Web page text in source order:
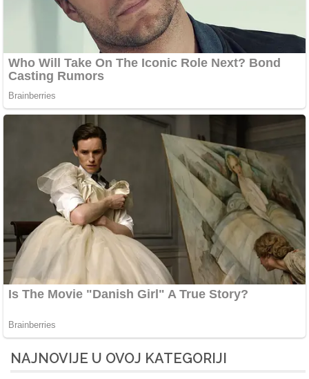
NAJNOVIJE U OVOJ KATEGORIJI